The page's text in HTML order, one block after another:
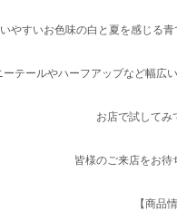
やすいお色味の白と夏を感じる
テールやハーフアップなど幅広
お店で試してみ
皆様のご来店をお待
【商品